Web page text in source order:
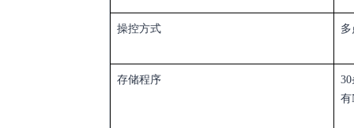
操控方式
存储程序 30
有